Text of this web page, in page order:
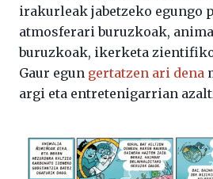
irakurleak jabetzeko egungo
atmosferari buruzkoak,
buruzkoak, ikerketa
Gaur egun gertatzen ari dena
argi eta entretenigarrian